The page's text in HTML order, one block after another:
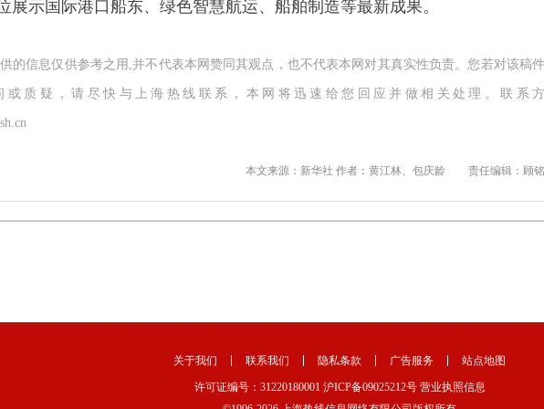
展示国际港口船东、绿色智慧航运、船舶制造等最新成果。
的信息仅供参考之用,并不代表本网赞同其观点，也不代表本网对其真实性负责。您若对该稿件
或质疑，请尽快与上海热线联系，本网将迅速给您回应并做相关处理。联系方
本文来源：新华社 作者：黄江林、包庆龄 责任编辑：顾铭
关于我们 联系我们 隐私条款 广告服务 站点地图
许可证编号：31220180001 沪ICP备09025212号 营业执照信息